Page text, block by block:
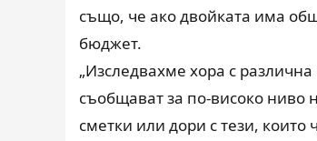
също, че ако двойката има
бюджет.
„Изследвахме хора с
съобщават за по-високо ниво
сметки или дори с тези,